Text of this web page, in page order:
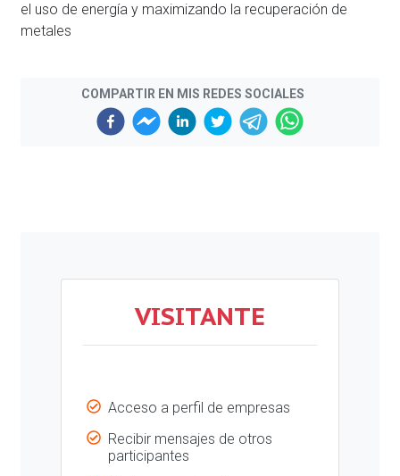
el uso de energía y maximizando la recuperación de
metales
COMPARTIR EN MIS REDES SOCIALES
VISITANTE
Acceso a perfil de empresas
Recibir mensajes de otros
participantes